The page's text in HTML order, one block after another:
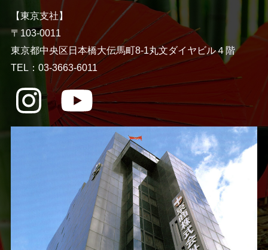
【東京支社】
〒103-0011
東京都中央区日本橋大伝馬町8-1丸文ダイヤビル４階
TEL：03-3663-6011